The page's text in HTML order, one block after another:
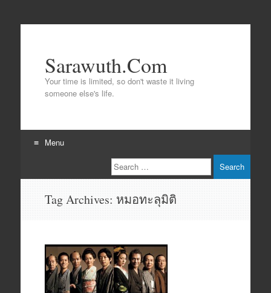
Sarawuth.Com
Your time is limited, so don't waste it living
someone else's life.
Menu
to
Search
Tag Archives: หมอทะลุมิติ